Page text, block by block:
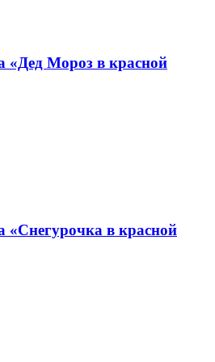
«Дед Мороз в красной
в красной